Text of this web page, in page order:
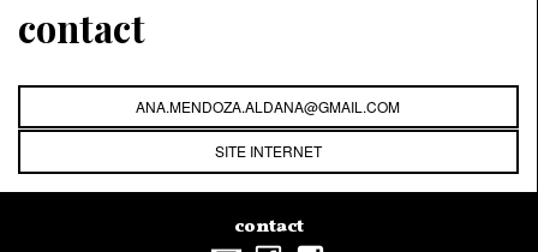
contact
ANA.MENDOZA.ALDANA@GMAIL.COM
SITE INTERNET
contact